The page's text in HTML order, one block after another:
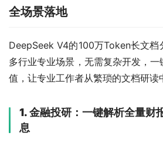
全场景落地
DeepSeek V4的100万Token长文档
多行业专业场景，无需复杂开发，
值，让专业工作者从繁琐的文档研读
1. 金融投研：一键解析全量财
息